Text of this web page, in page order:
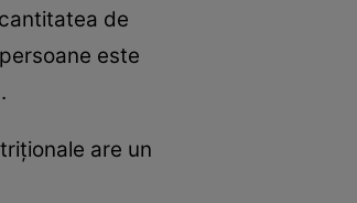
de
este
are un